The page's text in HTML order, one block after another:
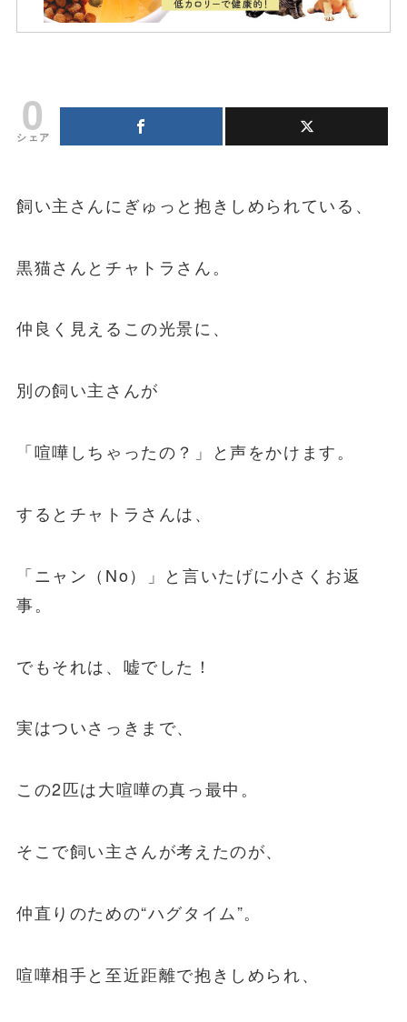
0
シェア
飼い主さんにぎゅっと抱きしめられている、
黒猫さんとチャトラさん。
仲良く見えるこの光景に、
別の飼い主さんが
「喧嘩しちゃったの？」と声をかけます。
するとチャトラさんは、
「ニャン（No）」と言いたげに小さくお返
事。
でもそれは、嘘でした！
実はついさっきまで、
この2匹は大喧嘩の真っ最中。
そこで飼い主さんが考えたのが、
仲直りのための“ハグタイム”。
喧嘩相手と至近距離で抱きしめられ、